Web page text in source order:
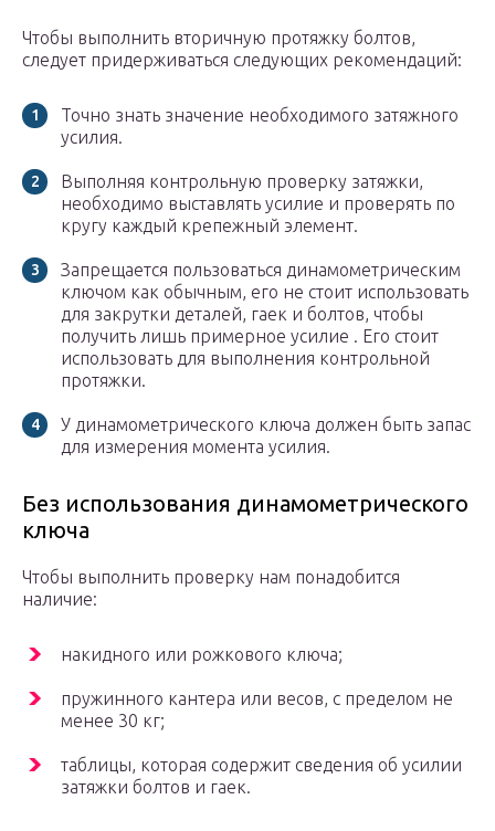
Чтобы выполнить вторичную протяжку болтов,
следует придерживаться следующих рекомендаций:
Точно знать значение необходимого затяжного
усилия.
Выполняя контрольную проверку затяжки,
необходимо выставлять усилие и проверять по
кругу каждый крепежный элемент.
Запрещается пользоваться динамометрическим
ключом как обычным, его не стоит использовать
для закрутки деталей, гаек и болтов, чтобы
получить лишь примерное усилие . Его стоит
использовать для выполнения контрольной
протяжки.
У динамометрического ключа должен быть запас
для измерения момента усилия.
Без использования динамометрического
ключа
Чтобы выполнить проверку нам понадобится
наличие:
накидного или рожкового ключа;
пружинного кантера или весов, с пределом не
менее 30 кг;
таблицы, которая содержит сведения об усилии
затяжки болтов и гаек.